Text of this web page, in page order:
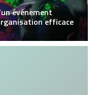
événement
efficace